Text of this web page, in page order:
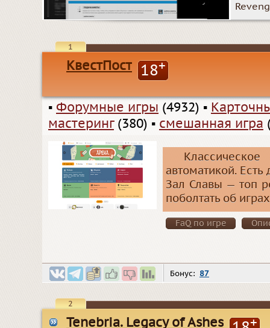
1
КвестПост 18+
▪ Форумные игры (4932) ▪
мастеринг(380) ▪ смешанная игра
автоматикой.
Зал Славы — топ
поболтать об
FaQ по игре
Бонус: 87
2
Tenebria. Legacy of Ashes +